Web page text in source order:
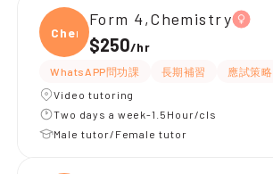
Chemi
Form 4,Chemistry
$250/hr
WhatsAPP問功課 長期補習 應試策略
Video tutoring
Two days a week-1.5Hour/cls
Male tutor/Female tutor